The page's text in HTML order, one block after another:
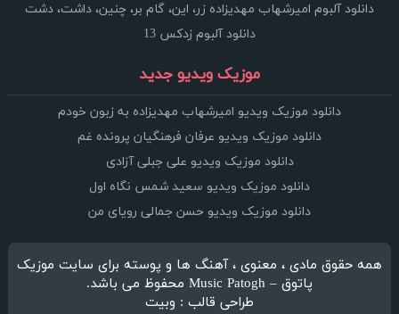
دانلود آلبوم امیرشهاب مهدیزاده زر، این، گام بر، چنین، داشت، دشت
دانلود آلبوم زدکس 13
موزیک ویدیو جدید
دانلود موزیک ویدیو امیرشهاب مهدیزاده به زبون خودم
دانلود موزیک ویدیو عرفان فرهنگیان پرونده غم
دانلود موزیک ویدیو علی جبلی آزادی
دانلود موزیک ویدیو سعید شمس نگاه اول
دانلود موزیک ویدیو حسن جمالی رویای من
همه حقوق مادی ، معنوی ، آهنگ ها و پوسته برای سایت موزیک
پاتوق – Music Patogh محفوظ می باشد.
طراحی قالب : وبیت